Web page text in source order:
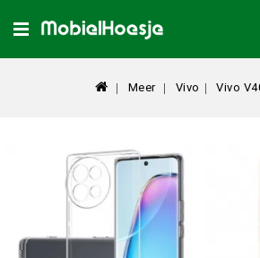
Meer Vivo Vivo